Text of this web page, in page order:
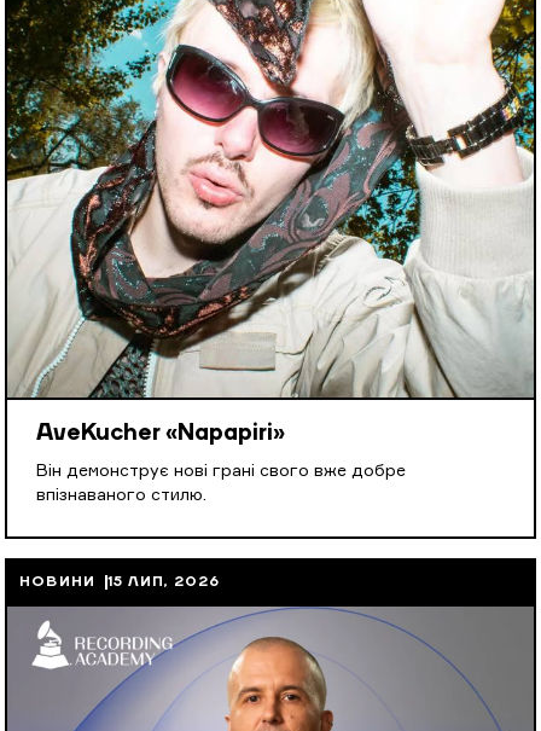
AveKucher «Napapiri»
Він демонструє нові грані свого вже добре
впізнаваного стилю.
НОВИНИ 15 ЛИП, 2026